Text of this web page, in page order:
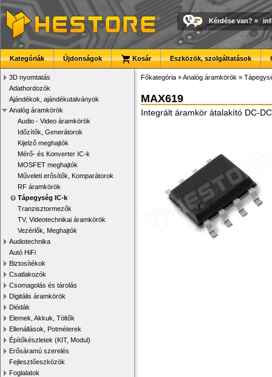
Kérdése van? »
Kategóriák Újdonságok Kosár Eszközök, szolgáltatások
3D nyomtatás
Adathordozók
Ajándékok, ajándékutalványok
Analóg áramkörök
Audio - Video áramkörök
Időzítők, Generátorok
Kijelző meghajtók
Mérő- és Konverter IC-k
MOSFET meghajtók
Műveleti erősítők, Komparátorok
RF áramkörök
Tápegység IC-k
Tranzisztormezők
TV, Videotechnikai áramkörök
Vezérlők, Meghajtók
Audiotechnika
Autó HiFi
Biztosítékok
Csatlakozók
Csomagolás és tárolás
Digitális áramkörök
Diódák
Elemek, Akkuk, Töltők
Ellenállások, Potméterek
Építőkészletek (KIT, Modul)
Erősáramú szerelés
Fejlesztőeszközök
Foglalatok
Főkategória »Analóg áramkörök »
MAX619
Integrált áramkör átalakító DC-